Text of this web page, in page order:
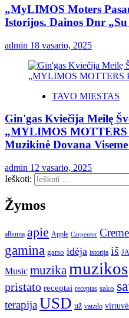
„MyLIMOS Moters
Istorijos. Dainos Dnr
admin 18 vasario, 2025
TAVO MIESTAS
Gin'gas Kviečija Meilę
„MYLIMOS MOTTERS
Muzikinė Dovana
admin 12 vasario, 2025
Ieškoti:
Žymos
albumą apie Apple Carpenter Creme
gamina garso idėja istorija iš
Music muzikamuzikos
pristato receptai receptas sako
terapijaUSD už vaizdo